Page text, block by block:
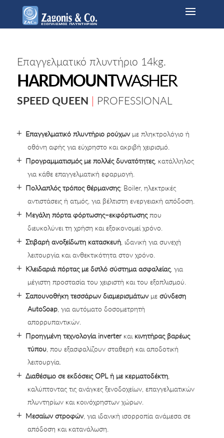
Επαγγελματικό πλυντήριο 14kg.
HARDMOUNTWASHER
SPEED QUEEN | PROFESSIONAL
Επαγγελματικό πλυντήριο ρούχωνμε πληκτρολόγιο ή
οθόνη αφής για εύχρηστο και ακριβή χειρισμό.
Προγραμματισμός με πολλές δυνατότητες, κατάλληλος
για κάθε επαγγελματική εφαρμογή.
Πολλαπλός τρόπος θέρμανσης: Boiler, ηλεκτρικές
αντιστάσεις ή ατμός, για βέλτιστη ενεργειακή απόδοση.
Μεγάλη πόρτα φόρτωσης–εκφόρτωσηςπου
διευκολύνει τη χρήση και εξοικονομεί χρόνο.
Στιβαρή ανοξείδωτη κατασκευή, ιδανική για συνεχή
λειτουργία και ανθεκτικότητα στον χρόνο.
Κλειδαριά πόρτας με διπλό σύστημα ασφαλείας, για
μέγιστη προστασία του χειριστή και του εξοπλισμού.
Σαπουνοθήκη τεσσάρων διαμερισμάτωνμε σύνδεση
AutoSoap, για αυτόματο δοσομετρητή
απορρυπαντικών.
Προηγμένη τεχνολογία inverterκαι κινητήρας βαρέως
τύπου, που εξασφαλίζουν σταθερή και αποδοτική
λειτουργία.
Διαθέσιμο σε εκδόσεις OPL ή με κερματοδέκτη,
καλύπτοντας τις ανάγκες ξενοδοχείων, επαγγελματικών
πλυντηρίων και κοινόχρηστων χώρων.
Μεσαίων στροφών, για ιδανική ισορροπία ανάμεσα σε
απόδοση και κατανάλωση.